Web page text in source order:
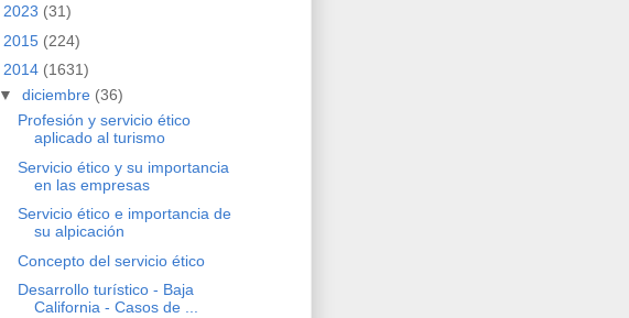
2023 (31)
2015 (224)
2014 (1631)
▼ diciembre (36)
Profesión y servicio ético
aplicado al turismo
Servicio ético y su importancia
en las empresas
Servicio ético e importancia de
su alpicación
Concepto del servicio ético
Desarrollo turístico - Baja
California - Casos de ...